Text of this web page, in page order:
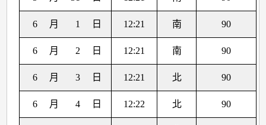
6 月 1 日 12:21 南 90
6 月 2 日 12:21 南 90
6 月 3 日 12:21 北 90
6 月 4 日 12:22 北 90